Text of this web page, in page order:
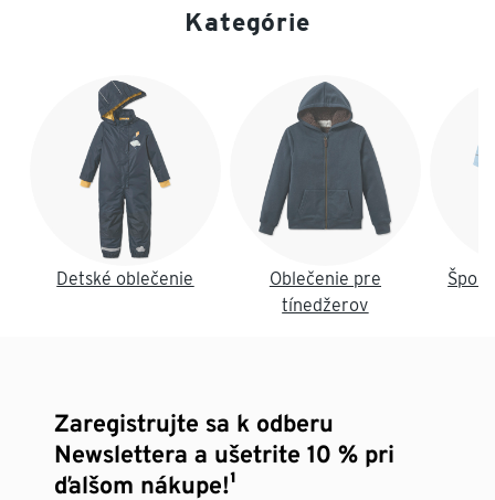
Kategórie
Detské oblečenie
Oblečenie pre
tínedžerov
Zaregistrujte sa k odberu
Newslettera a ušetrite 10 % pri
ďalšom nákupe!¹